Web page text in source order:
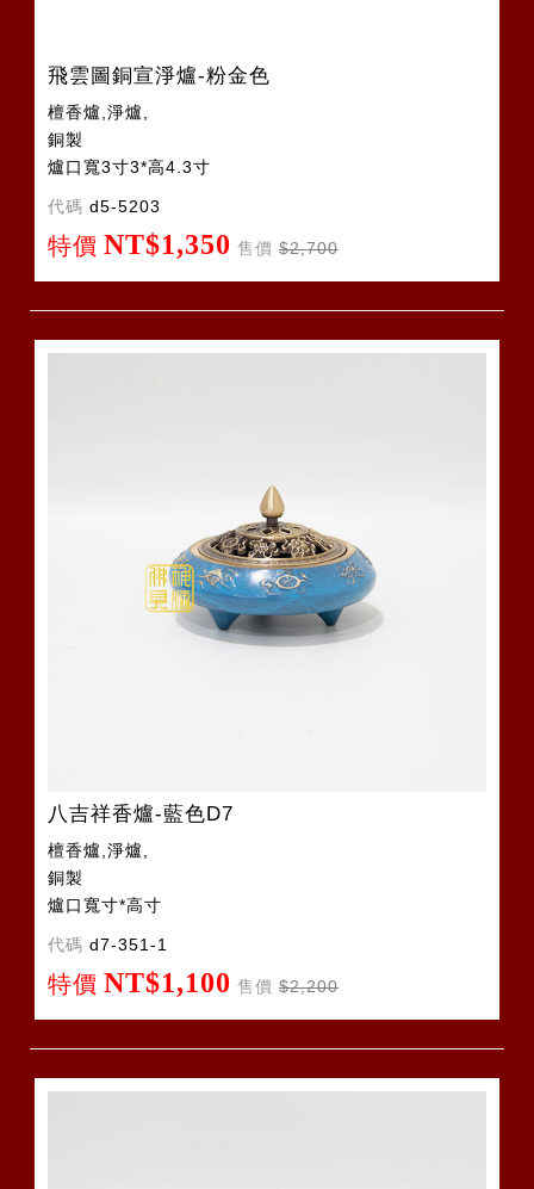
飛雲圖銅宣淨爐-粉金色
檀香爐,淨爐,
銅製
爐口寬3寸3*高4.3寸
代碼 d5-5203
特價 NT$1,350 售價 $2,700
八吉祥香爐-藍色D7
檀香爐,淨爐,
銅製
爐口寬寸*高寸
代碼 d7-351-1
特價 NT$1,100 售價 $2,200